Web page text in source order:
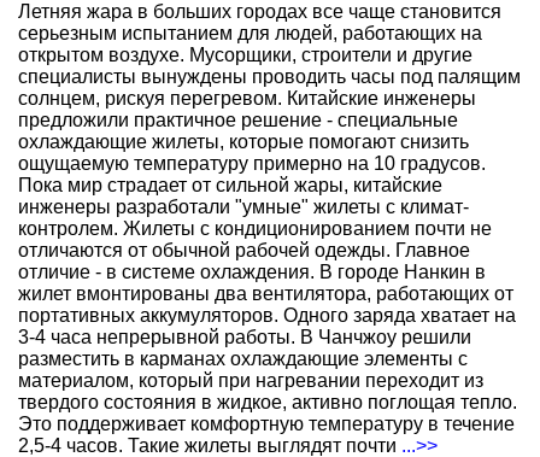
Летняя жара в больших городах все чаще становится
серьезным испытанием для людей, работающих на
открытом воздухе. Мусорщики, строители и другие
специалисты вынуждены проводить часы под палящим
солнцем, рискуя перегревом. Китайские инженеры
предложили практичное решение - специальные
охлаждающие жилеты, которые помогают снизить
ощущаемую температуру примерно на 10 градусов.
Пока мир страдает от сильной жары, китайские
инженеры разработали "умные" жилеты с климат-
контролем. Жилеты с кондиционированием почти не
отличаются от обычной рабочей одежды. Главное
отличие - в системе охлаждения. В городе Нанкин в
жилет вмонтированы два вентилятора, работающих от
портативных аккумуляторов. Одного заряда хватает на
3-4 часа непрерывной работы. В Чанчжоу решили
разместить в карманах охлаждающие элементы с
материалом, который при нагревании переходит из
твердого состояния в жидкое, активно поглощая тепло.
Это поддерживает комфортную температуру в течение
2,5-4 часов. Такие жилеты выглядят почти ...>>